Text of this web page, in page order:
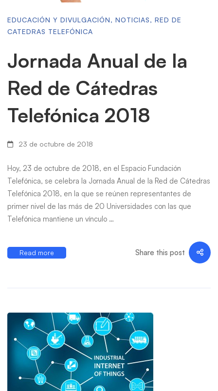
EDUCACIÓN Y DIVULGACIÓN, NOTICIAS, RED DE
CATEDRAS TELEFÓNICA
Jornada Anual de la
Red de Cátedras
Telefónica 2018
23 de octubre de 2018
Hoy, 23 de octubre de 2018, en el Espacio Fundación
Telefónica, se celebra la Jornada Anual de la Red de Cátedras
Telefónica 2018, en la que se reúnen representantes de
primer nivel de las más de 20 Universidades con las que
Telefónica mantiene un vínculo …
Read more Share this post